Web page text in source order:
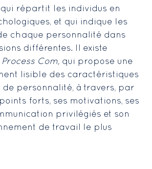
répartit les individus en
et qui indique les
chaque personnalité dans
différentes. Il existe
Process Com, qui propose une
lisible des caractéristiques
de personnalité, à travers, par
forts, ses motivations, ses
privilégiés et son
de travail le plus